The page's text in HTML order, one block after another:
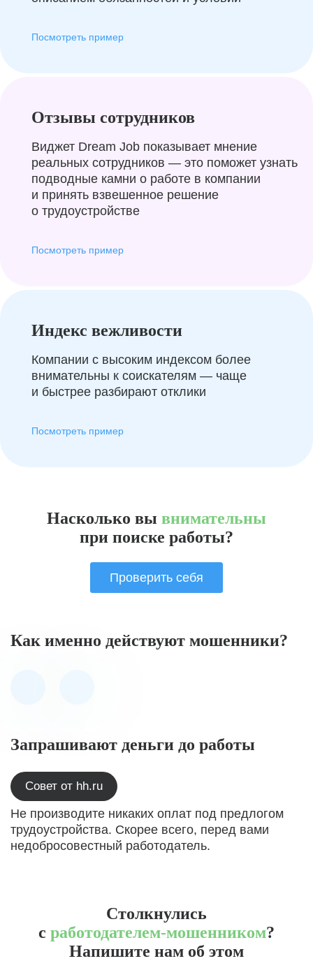
Посмотреть пример
Отзывы сотрудников
Виджет Dream Job показывает мнение
реальных сотрудников — это поможет узнать
подводные камни о работе в компании
и принять взвешенное решение
о трудоустройстве
Посмотреть пример
Индекс вежливости
Компании с высоким индексом более
внимательны к соискателям — чаще
и быстрее разбирают отклики
Посмотреть пример
Насколько вы внимательны
при поиске работы?
Проверить себя
Как именно действуют мошенники?
Запрашивают деньги до работы
Совет от hh.ru
Не производите никаких оплат под предлогом
трудоустройства. Скорее всего, перед вами
недобросовестный работодатель.
Столкнулись
с работодателем-мошенником?
Напишите нам об этом